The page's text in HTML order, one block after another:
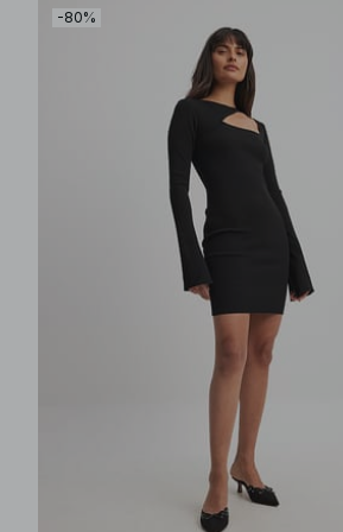
-80%